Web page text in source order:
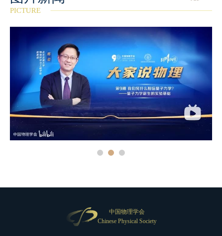
PICTURE
中国物理学会
Chinese Physical Society